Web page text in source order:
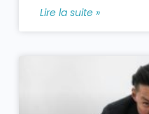
Lire la suite »